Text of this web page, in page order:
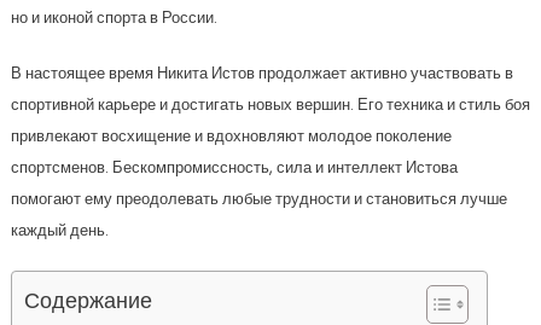
но и иконой спорта в России.
В настоящее время Никита Истов продолжает активно участвовать в
спортивной карьере и достигать новых вершин. Его техника и стиль боя
привлекают восхищение и вдохновляют молодое поколение
спортсменов. Бескомпромиссность, сила и интеллект Истова
помогают ему преодолевать любые трудности и становиться лучше
каждый день.
Содержание